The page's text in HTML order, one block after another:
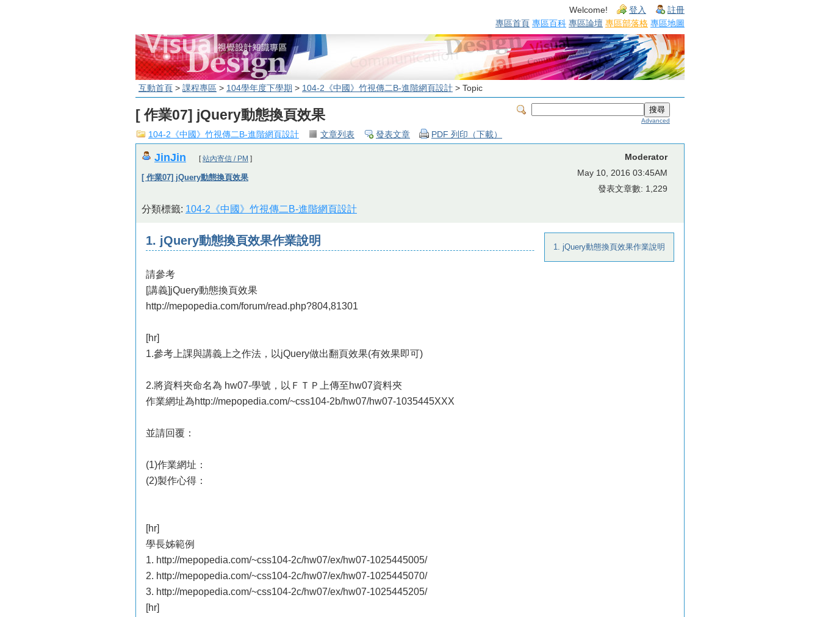
Welcome! 登入 註冊
專區首頁 專區百科 專區論壇 專區部落格 專區地圖
互動首頁 > 課程專區 > 104學年度下學期 > 104-2《中國》竹視傳二B-進階網頁設計 > Topic
Advanced
[ 作業07] jQuery動態換頁效果
104-2《中國》竹視傳二B-進階網頁設計 文章列表 發表文章 PDF 列印（下載）
JinJin [站內寄信 / PM ]
[ 作業07] jQuery動態換頁效果
分類標籤: 104-2《中國》竹視傳二B-進階網頁設計
Moderator
May 10, 2016 03:45AM
發表文章數: 1,229
1. jQuery動態換頁效果作業說明
1. jQuery動態換頁效果作業說明
請參考
[講義]jQuery動態換頁效果
http://mepopedia.com/forum/read.php?804,81301
[hr]
1.參考上課與講義上之作法，以jQuery做出翻頁效果(有效果即可)
2.將資料夾命名為 hw07-學號，以ＦＴＰ上傳至hw07資料夾
作業網址為http://mepopedia.com/~css104-2b/hw07/hw07-1035445XXX
並請回覆：
(1)作業網址：
(2)製作心得：
[hr]
學長姊範例
1. http://mepopedia.com/~css104-2c/hw07/ex/hw07-1025445005/
2. http://mepopedia.com/~css104-2c/hw07/ex/hw07-1025445070/
3. http://mepopedia.com/~css104-2c/hw07/ex/hw07-1025445205/
[hr]